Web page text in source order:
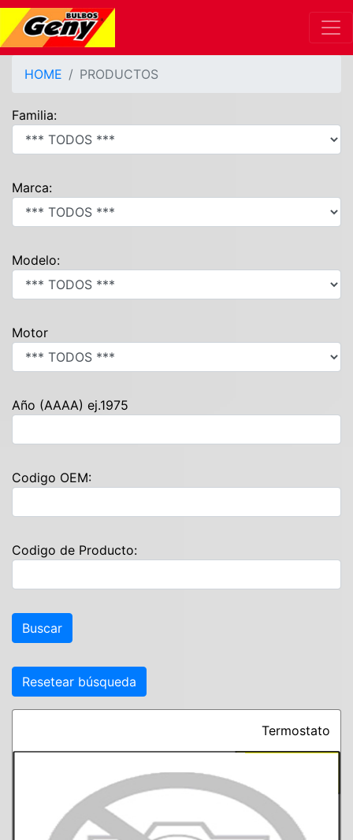
HOME PRODUCTOS
Familia:
Marca:
Modelo:
Motor
Año (AAAA) ej.1975
Codigo OEM:
Codigo de Producto:
Resetear búsqueda
Termostato